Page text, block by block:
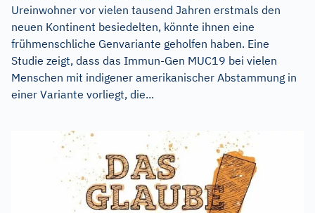
Ureinwohner vor vielen tausend Jahren erstmals den
neuen Kontinent besiedelten, könnte ihnen eine
frühmenschliche Genvariante geholfen haben. Eine
Studie zeigt, dass das Immun-Gen MUC19 bei vielen
Menschen mit indigener amerikanischer Abstammung in
einer Variante vorliegt, die...